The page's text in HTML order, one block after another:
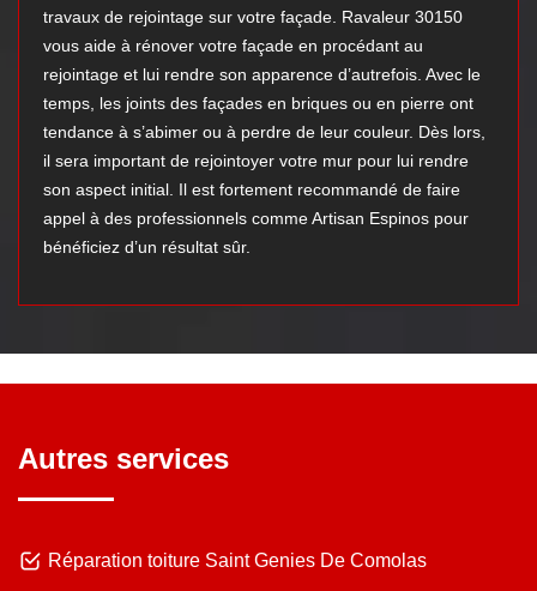
travaux de rejointage sur votre façade. Ravaleur 30150
vous aide à rénover votre façade en procédant au
rejointage et lui rendre son apparence d’autrefois. Avec le
temps, les joints des façades en briques ou en pierre ont
tendance à s’abimer ou à perdre de leur couleur. Dès lors,
il sera important de rejointoyer votre mur pour lui rendre
son aspect initial. Il est fortement recommandé de faire
appel à des professionnels comme Artisan Espinos pour
bénéficiez d’un résultat sûr.
Autres services
Réparation toiture Saint Genies De Comolas